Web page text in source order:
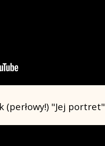
(perłowy!) "Jej portret"